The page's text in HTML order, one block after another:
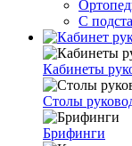
С
Кабинеты
Столы
Брифинги